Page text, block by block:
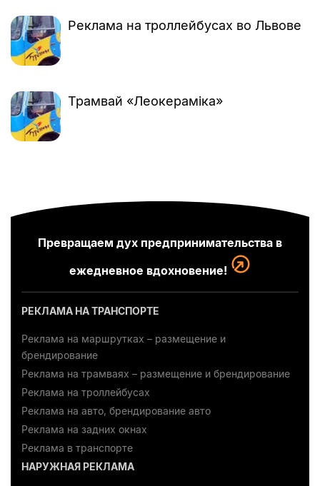
Реклама на троллейбусах во Львове
Трамвай «Леокераміка»
Превращаем дух предпринимательства в
ежедневное вдохновение!
РЕКЛАМА НА ТРАНСПОРТЕ
Реклама на маршрутках – размещение и
брендирование
Реклама на трамваях – размещение и брендирование
Реклама на троллейбусах
Реклама на авто, брендирование авто
Реклама на задних окнах
Реклама в транспорте
НАРУЖНАЯ РЕКЛАМА